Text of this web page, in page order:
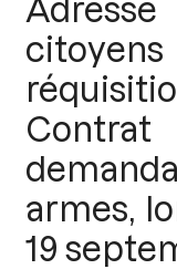
armes,
19